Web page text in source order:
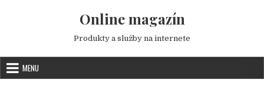
Online magazín
Produkty a služby na internete
MENU